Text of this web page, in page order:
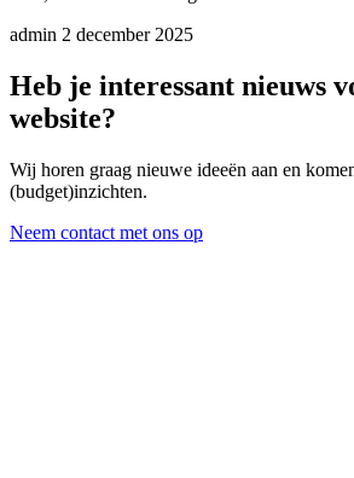
admin 2 december 2025
Heb je interessant nieuws
website?
Wij horen graag nieuwe ideeën aan en
(budget)inzichten.
Neem contact met ons op